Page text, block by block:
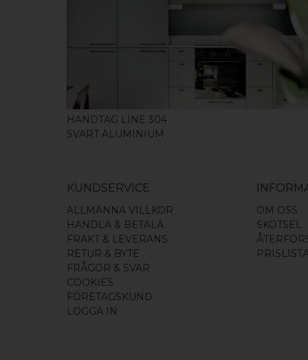
HANDTAG LINE 304
SVART ALUMINIUM
KUNDSERVICE
ALLMÄNNA VILLKOR
HANDLA & BETALA
FRAKT & LEVERANS
RETUR & BYTE
FRÅGOR & SVAR
COOKIES
FÖRETAGSKUND
LOGGA IN
OM OSS
SKÖTSEL